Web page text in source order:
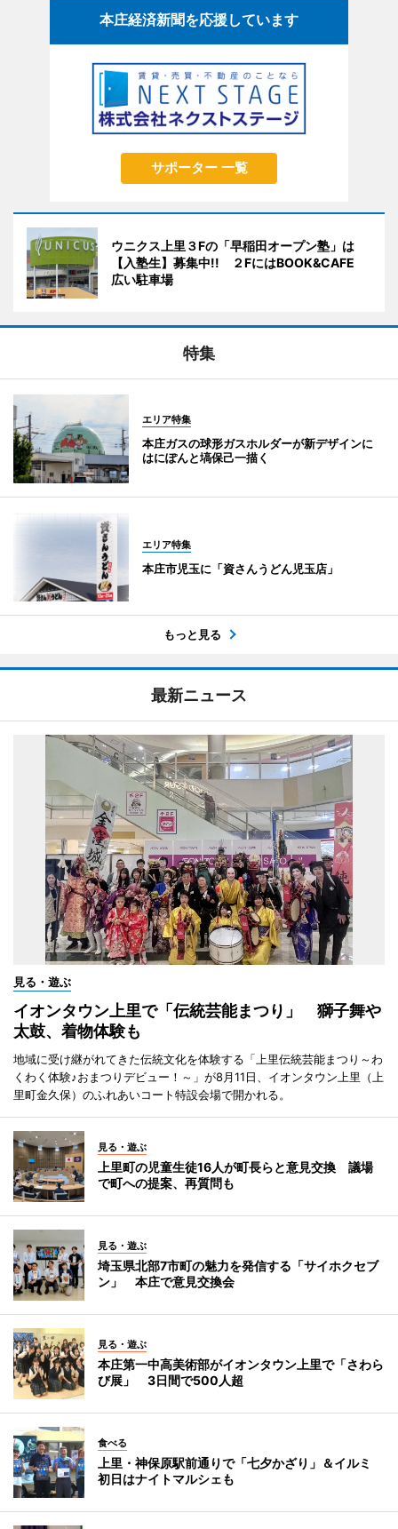
本庄経済新聞を応援しています
サポーター 一覧
ウニクス上里３Fの「早稲田オープン塾」は
【入塾生】募集中!! ２FにはBOOK&CAFE
広い駐車場
特集
エリア特集
本庄ガスの球形ガスホルダーが新デザインに
はにぽんと塙保己一描く
エリア特集
本庄市児玉に「資さんうどん児玉店」
もっと見る
最新ニュース
見る・遊ぶ
イオンタウン上里で「伝統芸能まつり」 獅子舞や
太鼓、着物体験も
地域に受け継がれてきた伝統文化を体験する「上里伝統芸能まつり～わ
くわく体験♪おまつりデビュー！～」が8月11日、イオンタウン上里（上
里町金久保）のふれあいコート特設会場で開かれる。
見る・遊ぶ
上里町の児童生徒16人が町長らと意見交換 議場
で町への提案、再質問も
見る・遊ぶ
埼玉県北部7市町の魅力を発信する「サイホクセブ
ン」 本庄で意見交換会
見る・遊ぶ
本庄第一中高美術部がイオンタウン上里で「さわら
び展」 3日間で500人超
食べる
上里・神保原駅前通りで「七夕かざり」＆イルミ
初日はナイトマルシェも